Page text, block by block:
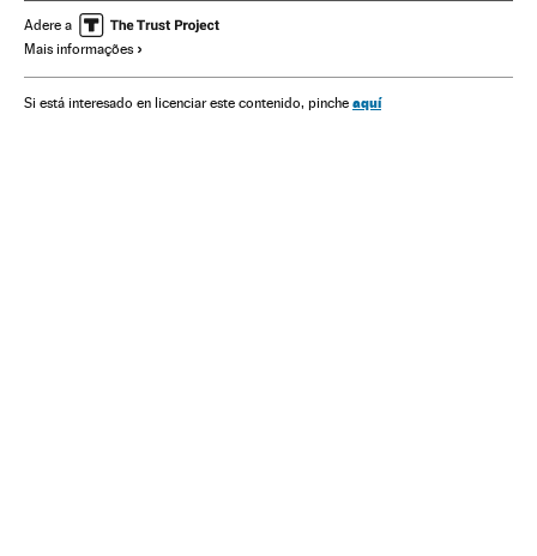
El Salvador Migrantes menores
Crise humanitária
América Central Estados Unidos Imigrantes
Adere a
Mais informações
Si está interesado en licenciar este contenido, pinche aquí